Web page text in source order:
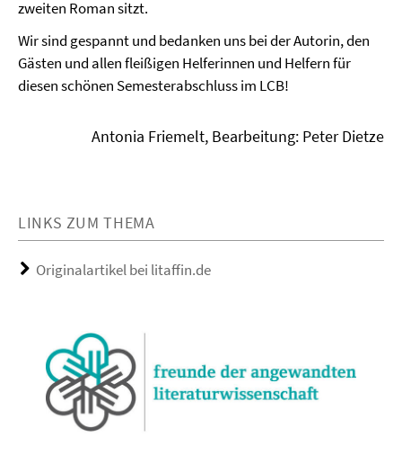
zweiten Roman sitzt.
Wir sind gespannt und bedanken uns bei der Autorin, den
Gästen und allen fleißigen Helferinnen und Helfern für
diesen schönen Semesterabschluss im LCB!
Antonia Friemelt, Bearbeitung: Peter Dietze
LINKS ZUM THEMA
Originalartikel bei litaffin.de